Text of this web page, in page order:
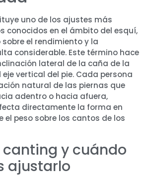
uno de los ajustes más
conocidos en el ámbito del esquí,
el rendimiento y la
considerable. Este término hace
lateral de la caña de la
vertical del pie. Cada persona
natural de las piernas que
adentro o hacia afuera,
directamente la forma en
el peso sobre los cantos de los
canting y cuándo
ajustarlo